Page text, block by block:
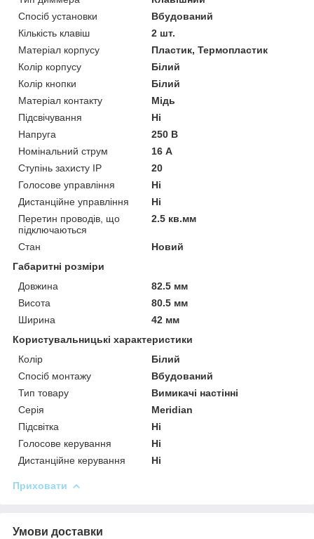
Спосіб установки
Вбудований
Кількість клавіш
2 шт.
Матеріал корпусу
Пластик, Термопластик
Колір корпусу
Білий
Колір кнопки
Білий
Матеріал контакту
Мідь
Підсвічування
Ні
Напруга
250 В
Номінальний струм
16 А
Ступінь захисту IP
20
Голосове управління
Ні
Дистанційне управління
Ні
Перетин проводів, що
підключаються
2.5 кв.мм
Стан
Новий
Габаритні розміри
Довжина
82.5 мм
Висота
80.5 мм
Ширина
42 мм
Користувальницькі характеристики
Колір
Білий
Спосіб монтажу
Вбудований
Тип товару
Вимикачі настінні
Серія
Meridian
Підсвітка
Ні
Голосове керування
Ні
Дистанційне керування
Ні
Приховати
Умови доставки